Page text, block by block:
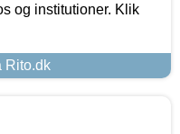
og institutioner. Klik
Rito.dk